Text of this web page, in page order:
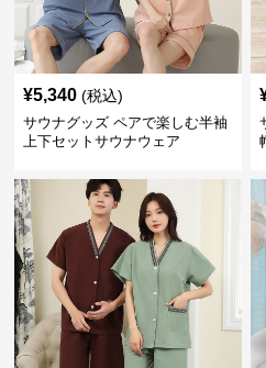
¥5,340 (税込)
サウナグッズ ペアで楽しむ半袖
上下セットサウナウェア